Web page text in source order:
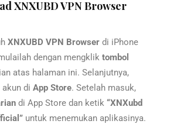
XNXUBD VPN Browser
XNXUBD VPN Browser di iPhone
dengan mengklik tombol
atas halaman ini. Selanjutnya,
di App Store. Setelah masuk,
di App Store dan ketik “XNXubd
untuk menemukan aplikasinya.